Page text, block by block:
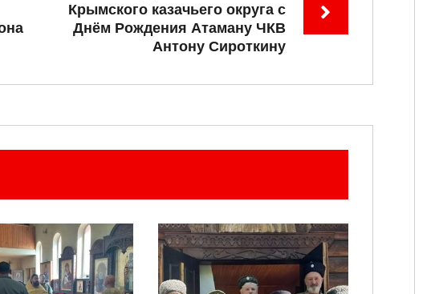
Крымского казачьего округа с
Днём Рождения Атаману ЧКВ
Антону Сироткину